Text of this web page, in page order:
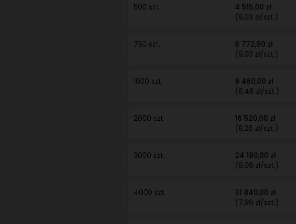
500 szt.
4 515,00 zł
(9,03 zł/szt.)
750 szt.
6 772,50 zł
(9,03 zł/szt.)
1000 szt.
8 460,00 zł
(8,46 zł/szt.)
2000 szt.
16 520,00 zł
(8,26 zł/szt.)
3000 szt.
24 180,00 zł
(8,06 zł/szt.)
4000 szt.
31 840,00 zł
(7,96 zł/szt.)